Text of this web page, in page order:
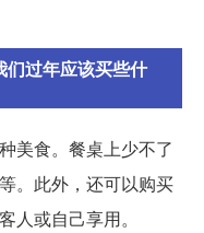
们过年应该买些什
美食。餐桌上少不了
。此外，还可以购买
人或自己享用。